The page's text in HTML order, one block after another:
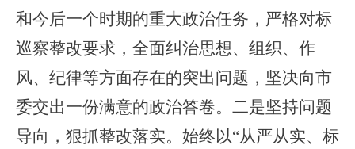
和今后一个时期的重大政治任务，严格对标
巡察整改要求，全面纠治思想、组织、作
风、纪律等方面存在的突出问题，坚决向市
委交出一份满意的政治答卷。二是坚持问题
导向，狠抓整改落实。始终以“从严从实、标